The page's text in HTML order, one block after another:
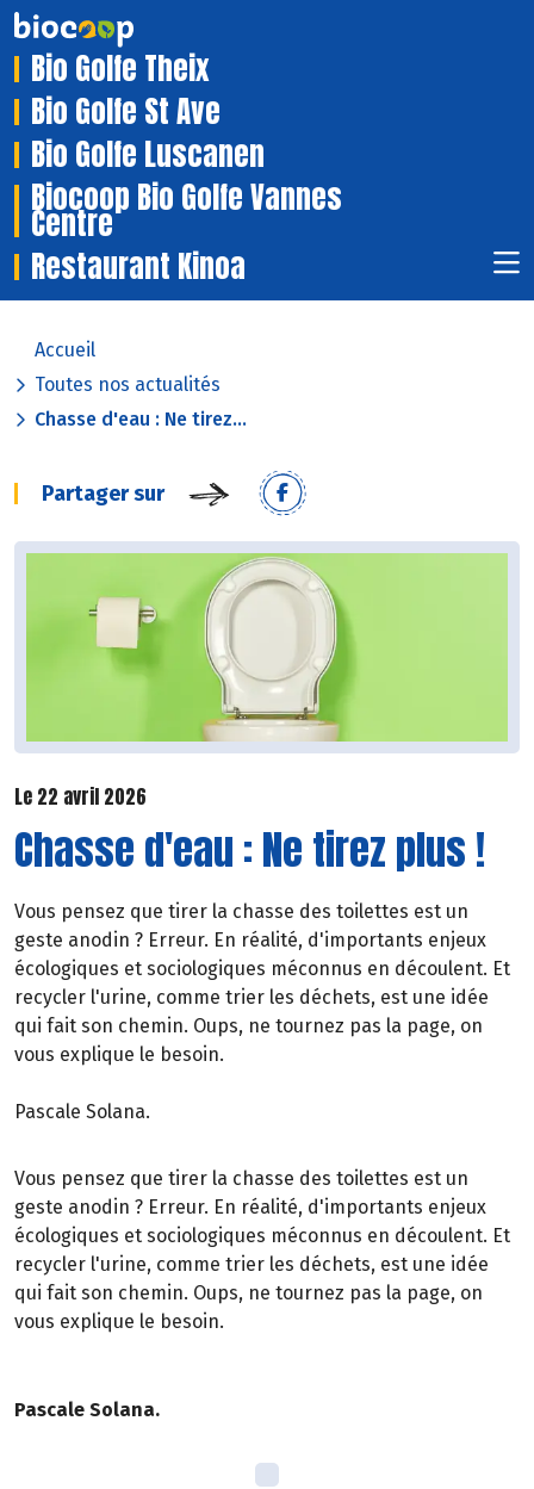
Bio Golfe Theix
Bio Golfe St Ave
Bio Golfe Luscanen
Biocoop Bio Golfe Vannes
Centre
Restaurant Kinoa
Accueil
Toutes nos actualités
Chasse d'eau : Ne tirez...
Partager sur
Le 22 avril 2026
Chasse d'eau : Ne tirez plus !
Vous pensez que tirer la chasse des toilettes est un
geste anodin ? Erreur. En réalité, d'importants enjeux
écologiques et sociologiques méconnus en découlent. Et
recycler l'urine, comme trier les déchets, est une idée
qui fait son chemin. Oups, ne tournez pas la page, on
vous explique le besoin.
Pascale Solana.
Vous pensez que tirer la chasse des toilettes est un
geste anodin ? Erreur. En réalité, d'importants enjeux
écologiques et sociologiques méconnus en découlent. Et
recycler l'urine, comme trier les déchets, est une idée
qui fait son chemin. Oups, ne tournez pas la page, on
vous explique le besoin.
Pascale Solana.